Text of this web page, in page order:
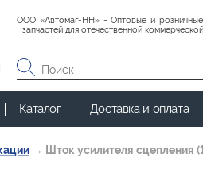
→ Шток усилителя сцепления
ООО «Автомаг-НН» - Оптовые и розничные
запчастей для отечественной
Каталог Доставка и оплата